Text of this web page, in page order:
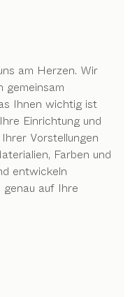
am Herzen. Wir
gemeinsam
Ihnen wichtig ist
Einrichtung und
Vorstellungen
Farben und
entwickeln
auf Ihre